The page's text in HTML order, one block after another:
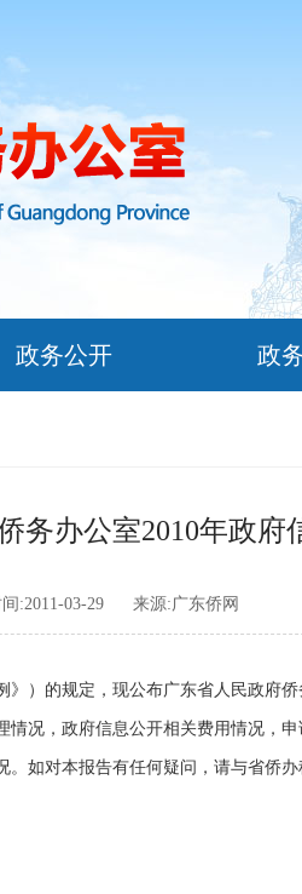
政务公开 政
务办公室2010年政府
:2011-03-29 来源:广东侨网
的规定，现公布广东省人民政府侨
况，政府信息公开相关费用情况，
如对本报告有任何疑问，请与省侨